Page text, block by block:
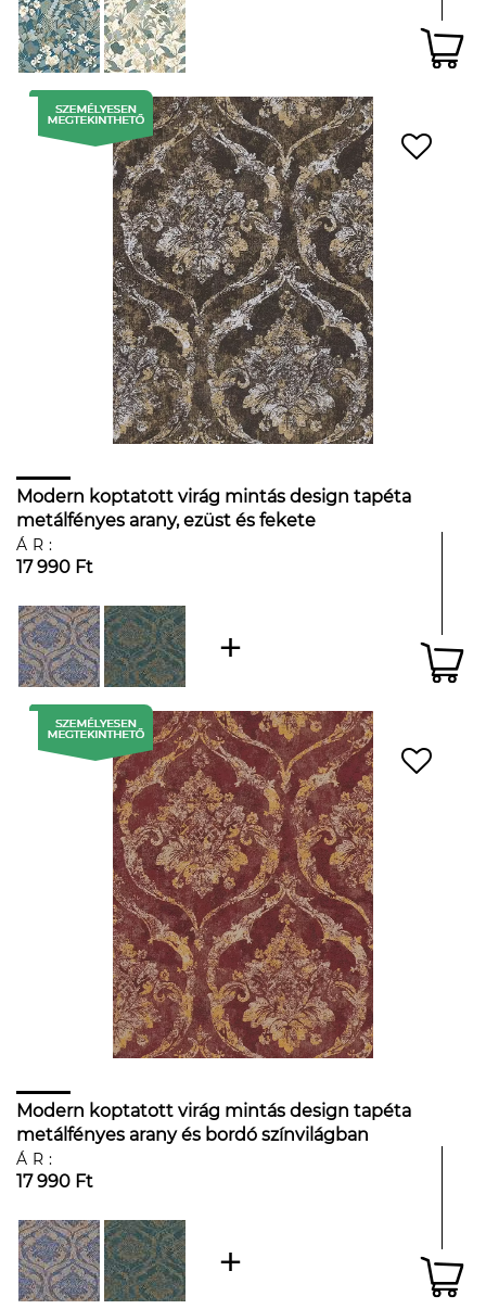
Modern koptatott virág mintás design tapéta
metálfényes arany, ezüst és fekete
színvilágban
ÁR:
17 990 Ft
Modern koptatott virág mintás design tapéta
metálfényes arany és bordó színvilágban
ÁR:
17 990 Ft